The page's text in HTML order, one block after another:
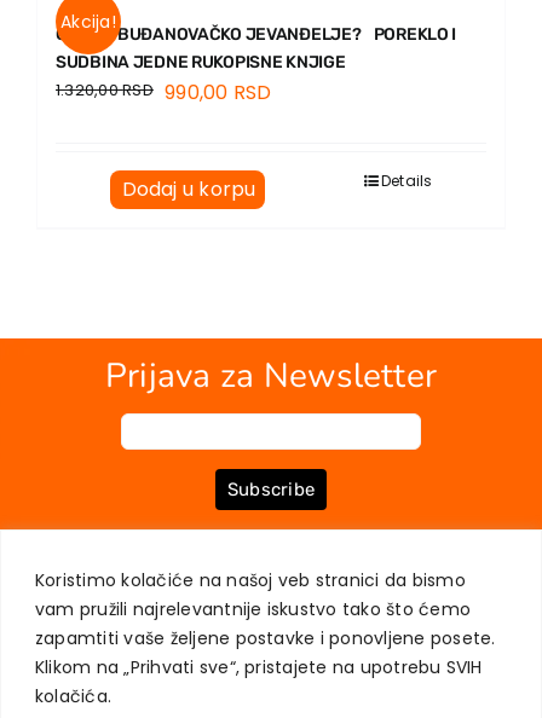
Koristimo kolačiće na našoj veb stranici da bismo
vam pružili najrelevantnije iskustvo tako što ćemo
zapamtiti vaše željene postavke i ponovljene posete.
Klikom na „Prihvati sve“, pristajete na upotrebu SVIH
kolačića.
Akcija!
GDE JE BUĐANOVAČKO JEVANĐELJE? POREKLO I
SUDBINA JEDNE RUKOPISNE KNJIGE
1.320,00RSD 990,00 RSD
Dodaj u korpu Details
Prijava za Newsletter
Subscribe
MOJ NALOG
ZAŠTITA PRIVATNOSTI KORISNIKA